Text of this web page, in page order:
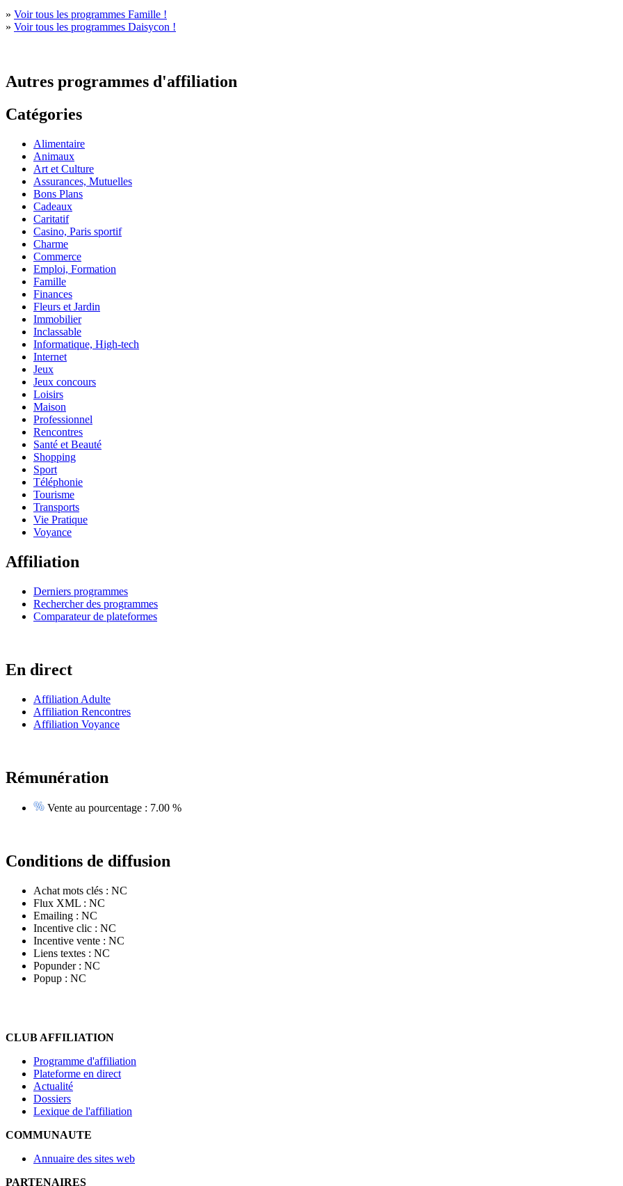
» Voir tous les programmes Famille !
» Voir tous les programmes Daisycon !
Autres programmes d'affiliation
Catégories
Alimentaire
Animaux
Art et Culture
Assurances, Mutuelles
Bons Plans
Cadeaux
Caritatif
Casino, Paris sportif
Charme
Commerce
Emploi, Formation
Famille
Finances
Fleurs et Jardin
Immobilier
Inclassable
Informatique, High-tech
Internet
Jeux
Jeux concours
Loisirs
Maison
Professionnel
Rencontres
Santé et Beauté
Shopping
Sport
Téléphonie
Tourisme
Transports
Vie Pratique
Voyance
Affiliation
Derniers programmes
Rechercher des programmes
Comparateur de plateformes
En direct
Affiliation Adulte
Affiliation Rencontres
Affiliation Voyance
Rémunération
Vente au pourcentage : 7.00 %
Conditions de diffusion
Achat mots clés : NC
Flux XML : NC
Emailing : NC
Incentive clic : NC
Incentive vente : NC
Liens textes : NC
Popunder : NC
Popup : NC
CLUB AFFILIATION
Programme d'affiliation
Plateforme en direct
Actualité
Dossiers
Lexique de l'affiliation
COMMUNAUTE
Annuaire des sites web
PARTENAIRES